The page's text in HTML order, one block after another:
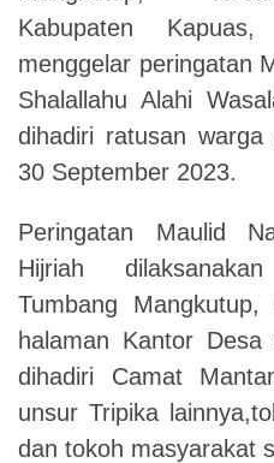
Kabupaten
menggelar peringatan
Shalallahu Alahi
dihadiri ratusan
30 September 2023.
Peringatan Maulid
Hijriah
Tumbang
halaman Kantor
dihadiri Camat
unsur Tripika
dan tokoh masyarakat